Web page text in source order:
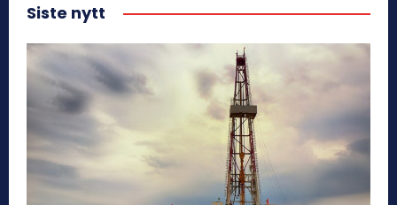
Siste nytt